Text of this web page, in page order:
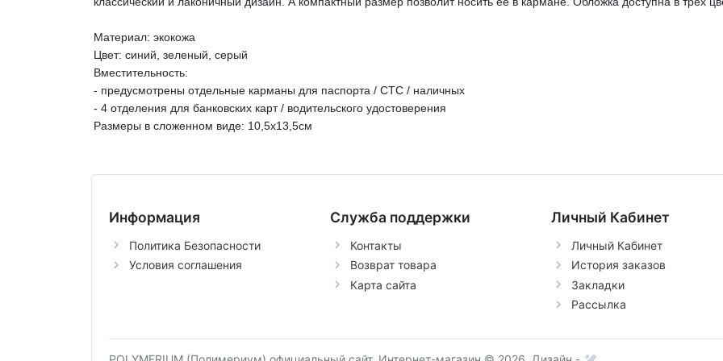
Материал: экокожа
Цвет: синий, зеленый, серый
Вместительность:
- предусмотрены отдельные карманы для паспорта / СТС / наличных
- 4 отделения для банковских карт / водительского удостоверения
Размеры в сложенном виде: 10,5х13,5см
Информация
Политика Безопасности
Условия соглашения
Служба поддержки
Контакты
Возврат товара
Карта сайта
Личный Кабинет
Личный Кабинет
История заказов
Закладки
Рассылка